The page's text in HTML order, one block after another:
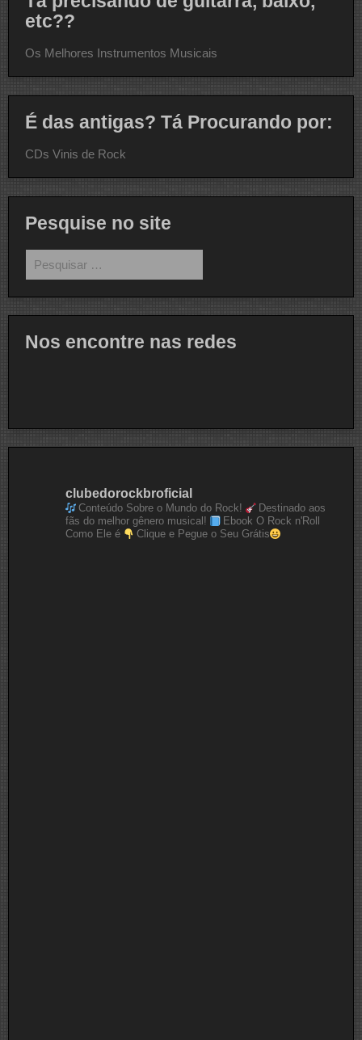
etc??
Os Melhores Instrumentos Musicais
É das antigas? Tá Procurando por:
CDs Vinis de Rock
Pesquise no site
por:
Nos encontre nas redes
clubedorockbroficial
Conteúdo Sobre o Mundo do Rock!
Destinado aos
fãs do melhor gênero musical!
Ebook O Rock n'Roll
Como Ele é
Clique e Pegue o Seu Grátis